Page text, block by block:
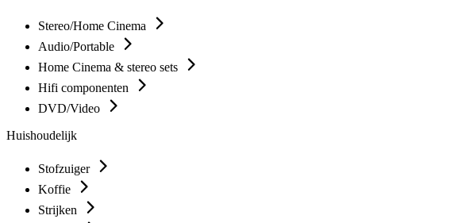
Stereo/Home Cinema
Audio/Portable
Home Cinema & stereo sets
Hifi componenten
DVD/Video
Huishoudelijk
Stofzuiger
Koffie
Strijken